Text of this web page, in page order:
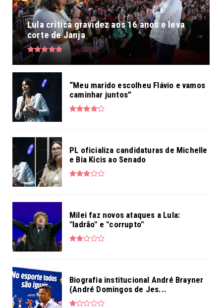
Lula critica gravidez aos 16 anos e leva
corte de Janja
“Meu marido escolheu Flávio e vamos
caminhar juntos”
PL oficializa candidaturas de Michelle
e Bia Kicis ao Senado
Milei faz novos ataques a Lula:
"ladrão" e "corrupto"
Biografia institucional André Brayner
(André Domingos de Jes...